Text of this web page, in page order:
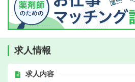
求人情報
求人内容